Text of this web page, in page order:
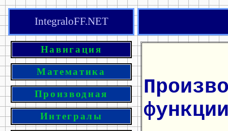
IntegraloFF.NET
Навигация
Математика
Производная
Интегралы